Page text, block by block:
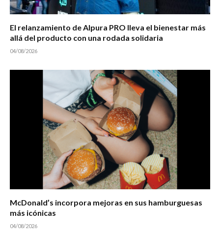
El relanzamiento de Alpura PRO lleva el bienestar más
allá del producto con una rodada solidaria
04/08/2026
McDonald’s incorpora mejoras en sus hamburguesas
más icónicas
04/08/2026